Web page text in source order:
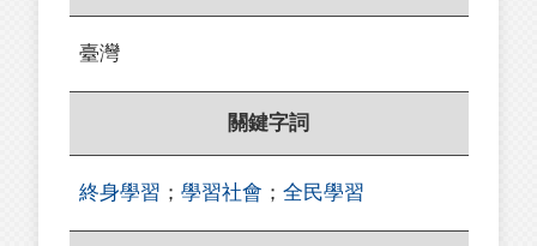
臺灣
關鍵字詞
終身學習 ； 學習社會 ； 全民學習